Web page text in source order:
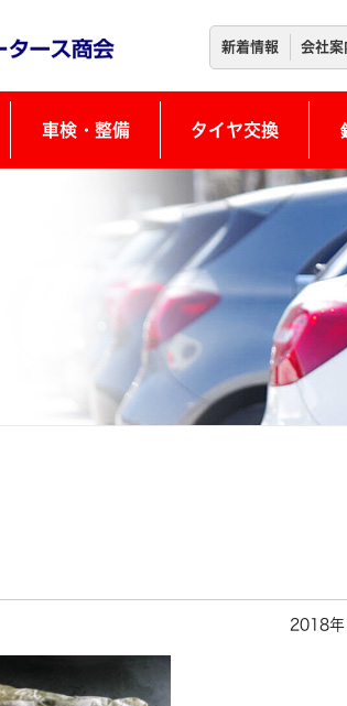
新着情報 会社案
車検・整備 タイヤ交換
2018年